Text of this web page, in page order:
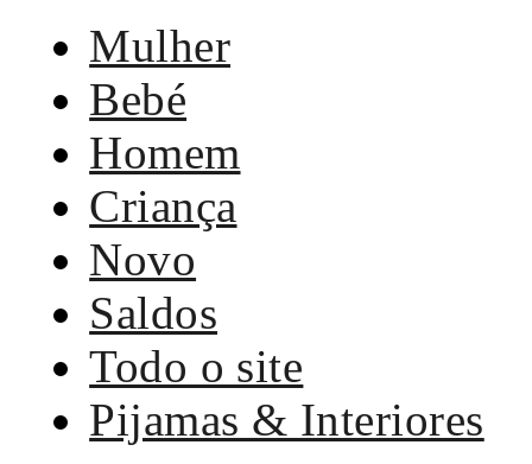
Mulher
Bebé
Homem
Criança
Novo
Saldos
Todo o site
Pijamas & Interiores